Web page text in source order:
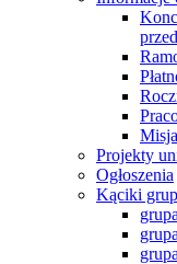
Projekty
Ogłoszenia
Kąciki